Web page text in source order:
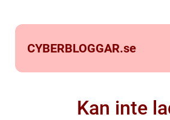
CYBERBLOGGAR.se
Kan inte